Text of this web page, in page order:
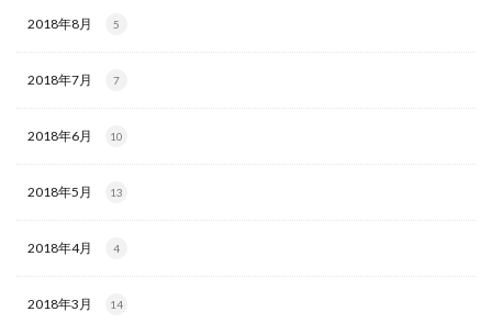
2018年8月 5
2018年7月 7
2018年6月 10
2018年5月 13
2018年4月 4
2018年3月 14